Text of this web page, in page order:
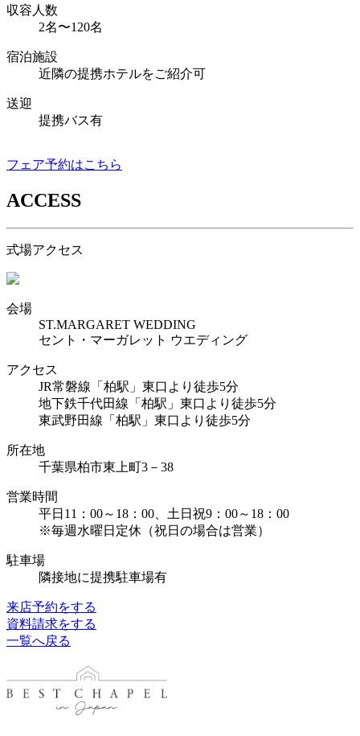
収容人数
2名〜120名
宿泊施設
近隣の提携ホテルをご紹介可
送迎
提携バス有
フェア予約はこちら
ACCESS
式場アクセス
会場
ST.MARGARET WEDDING
セント・マーガレット ウエディング
アクセス
JR常磐線「柏駅」東口より徒歩5分
地下鉄千代田線「柏駅」東口より徒歩5分
東武野田線「柏駅」東口より徒歩5分
所在地
千葉県柏市東上町3－38
営業時間
平日11：00～18：00、土日祝9：00～18：00
※毎週水曜日定休（祝日の場合は営業）
駐車場
隣接地に提携駐車場有
来店予約をする
資料請求をする
一覧へ戻る